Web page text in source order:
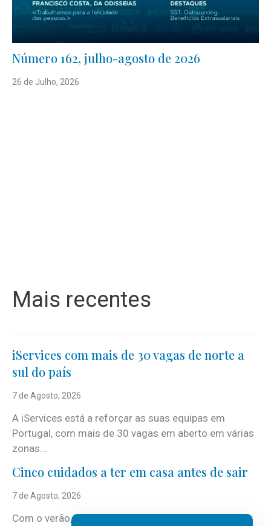
Número 162, julho-agosto de 2026
26 de Julho, 2026
Mais recentes
iServices com mais de 30 vagas de norte a
sul do país
7 de Agosto, 2026
A iServices está a reforçar as suas equipas em
Portugal, com mais de 30 vagas em aberto em várias
zonas...
Cinco cuidados a ter em casa antes de sair
7 de Agosto, 2026
Com o verão, chegam também as férias, os fins-de-